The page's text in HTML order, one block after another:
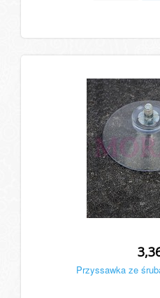
Przyssawka ze